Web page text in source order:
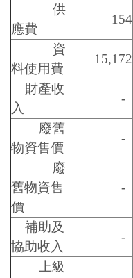
供
應費
154
資
料使用費
15,172
財產收
入
-
廢舊
物資售價
-
廢
舊物資售
價
-
補助及
協助收入
-
上級